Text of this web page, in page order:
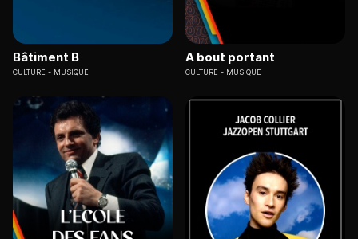
Bâtiment B
CULTURE MUSIQUE
A bout portant
CULTURE MUSIQUE